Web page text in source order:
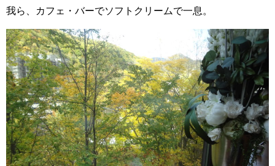
我ら、カフェ・バーでソフトクリームで一息。